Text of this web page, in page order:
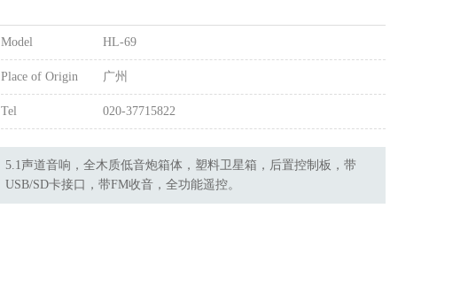
Model HL-69
Place of Origin 广州
Tel 020-37715822
5.1声道音响，全木质低音炮箱体，塑料卫星箱，后置控制板，带
USB/SD卡接口，带FM收音，全功能遥控。